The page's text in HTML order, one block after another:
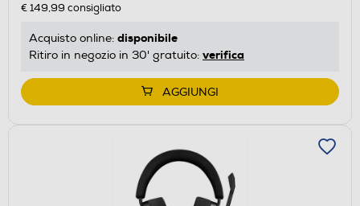
€ 149,99 consigliato
Acquisto online: disponibile
Ritiro in negozio in 30' gratuito: verifica
AGGIUNGI